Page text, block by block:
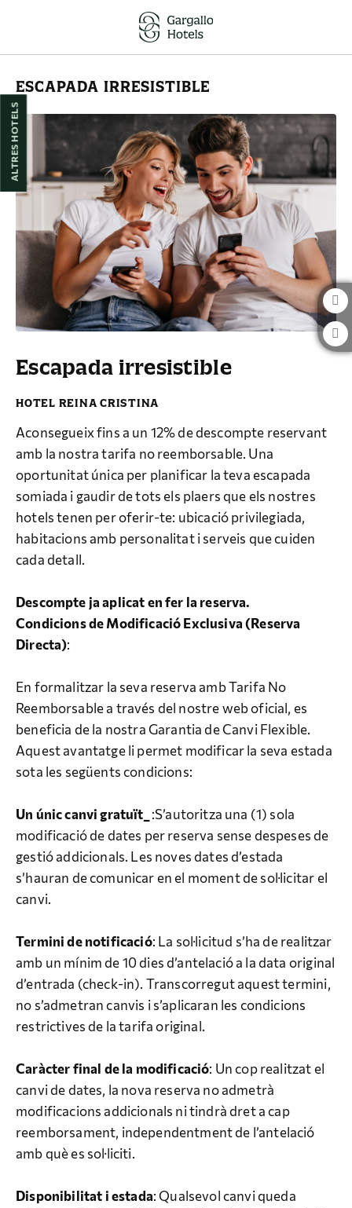
ESCAPADA IRRESISTIBLE
Escapada irresistible
Aconsegueix fins a un 12% de descompte reservant
amb la nostra tarifa no reemborsable. Una
oportunitat única per planificar la teva escapada
somiada i gaudir de tots els plaers que els nostres
hotels tenen per oferir-te: ubicació privilegiada,
habitacions amb personalitat i serveis que cuiden
cada detall.
Descompte ja aplicat en fer la reserva.
Condicions de Modificació Exclusiva (Reserva
Directa):
En formalitzar la seva reserva amb Tarifa No
Reemborsable a través del nostre web oficial, es
beneficia de la nostra Garantia de Canvi Flexible.
Aquest avantatge li permet modificar la seva estada
sota les següents condicions:
Un únic canvi gratuït_ :S’autoritza una (1) sola
modificació de dates per reserva sense despeses de
gestió addicionals. Les noves dates d’estada
s’hauran de comunicar en el moment de sol·licitar el
canvi.
Termini de notificació: La sol·licitud s’ha de realitzar
amb un mínim de 10 dies d’antelació a la data original
d’entrada (check-in). Transcorregut aquest termini,
no s’admetran canvis i s’aplicaran les condicions
restrictives de la tarifa original.
Caràcter final de la modificació: Un cop realitzat el
canvi de dates, la nova reserva no admetrà
modificacions addicionals ni tindrà dret a cap
reemborsament, independentment de l’antelació
amb què es sol·liciti.
Disponibilitat i estada: Qualsevol canvi queda
ALTRES HOTELS